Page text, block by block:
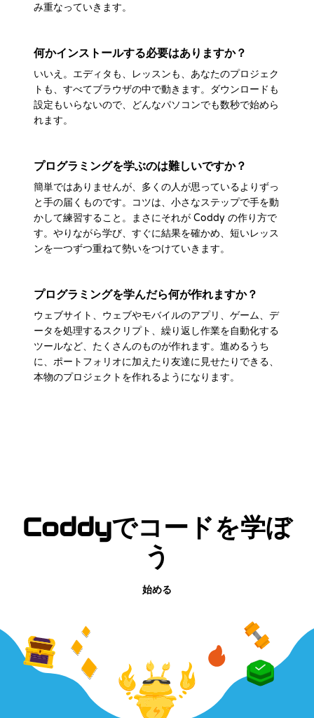
み重なっていきます。
何かインストールする必要はありますか？
いいえ。エディタも、レッスンも、あなたのプロジェク
トも、すべてブラウザの中で動きます。ダウンロードも
設定もいらないので、どんなパソコンでも数秒で始めら
れます。
プログラミングを学ぶのは難しいですか？
簡単ではありませんが、多くの人が思っているよりずっ
と手の届くものです。コツは、小さなステップで手を動
かして練習すること。まさにそれが Coddy の作り方で
す。やりながら学び、すぐに結果を確かめ、短いレッス
ンを一つずつ重ねて勢いをつけていきます。
プログラミングを学んだら何が作れますか？
ウェブサイト、ウェブやモバイルのアプリ、ゲーム、デ
ータを処理するスクリプト、繰り返し作業を自動化する
ツールなど、たくさんのものが作れます。進めるうち
に、ポートフォリオに加えたり友達に見せたりできる、
本物のプロジェクトを作れるようになります。
Coddyでコードを学ぼ
う
始める